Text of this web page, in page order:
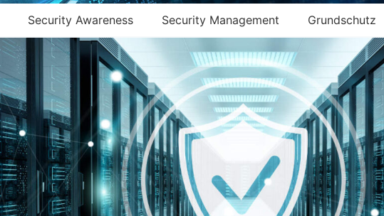
Security Awareness Security Management Grundschutz